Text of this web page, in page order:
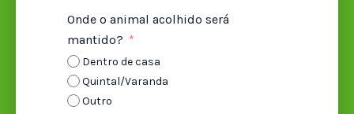
Onde o animal acolhido será
mantido?
Dentro de casa
Quintal/Varanda
Outro